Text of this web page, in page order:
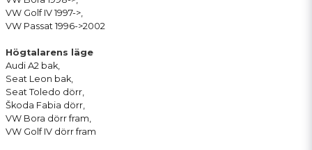
VW Golf IV 1997->,
VW Passat 1996->2002
Högtalarens läge
Audi A2 bak,
Seat Leon bak,
Seat Toledo dörr,
Škoda Fabia dörr,
VW Bora dörr fram,
VW Golf IV dörr fram